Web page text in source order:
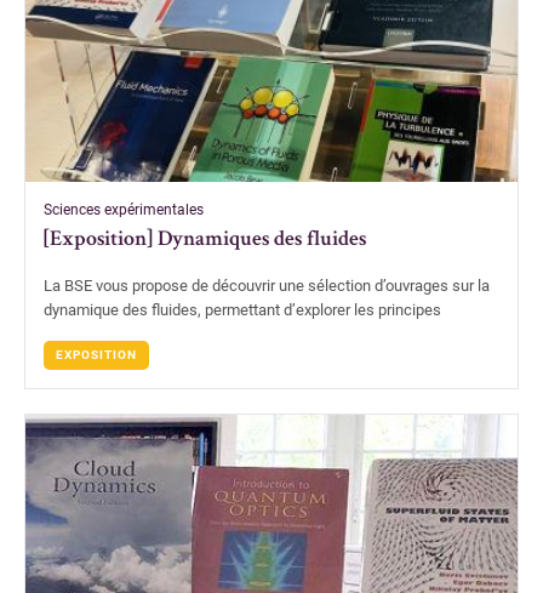
Sciences expérimentales
[Exposition] Dynamiques des fluides
La BSE vous propose de découvrir une sélection d’ouvrages sur la
dynamique des fluides, permettant d’explorer les principes
EXPOSITION